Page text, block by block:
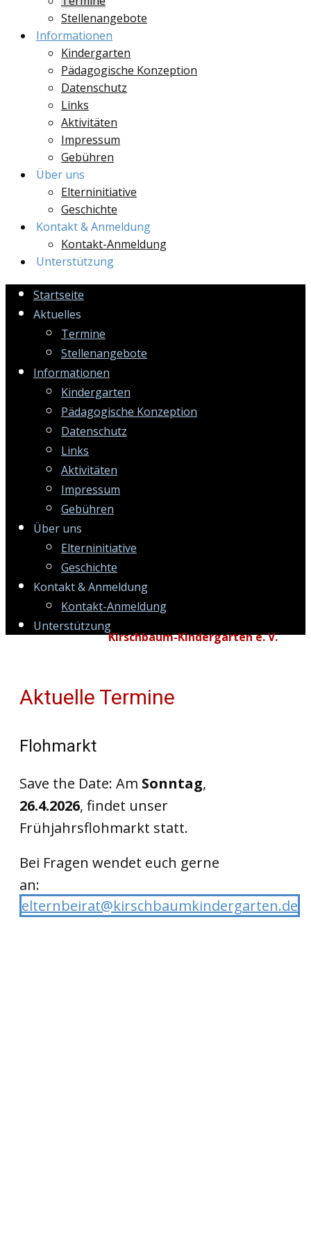
Stellenangebote
Informationen
Kindergarten
Pädagogische Konzeption
Datenschutz
Links
Aktivitäten
Impressum
Gebühren
Über uns
Elterninitiative
Geschichte
Kontakt & Anmeldung
Kontakt-Anmeldung
Unterstützung
Startseite
Aktuelles
Termine
Stellenangebote
Informationen
Kindergarten
Pädagogische Konzeption
Datenschutz
Links
Aktivitäten
Impressum
Gebühren
Über uns
Elterninitiative
Geschichte
Kontakt & Anmeldung
Kontakt-Anmeldung
Unterstützung
Kirschbaum-Kindergarten e. V.
Aktuelle Termine
Flohmarkt
Save the Date: Am Sonntag,
26.4.2026, findet unser
Frühjahrsflohmarkt statt.
Bei Fragen wendet euch gerne
an:
elternbeirat@kirschbaumkindergarten.de